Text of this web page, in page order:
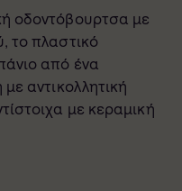
οδοντόβουρτσα με
το πλαστικό
από ένα
αντικολλητική
με κεραμική